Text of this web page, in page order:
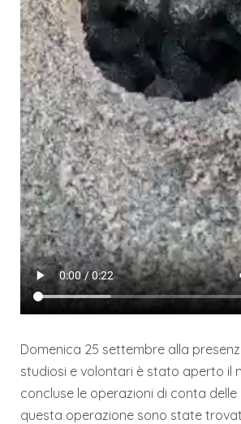
Domenica 25 settembre alla
studiosi e volontari è stato aperto il
concluse le operazioni di conta
questa operazione sono state